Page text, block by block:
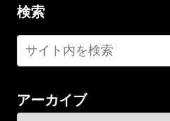
検索
アーカイブ